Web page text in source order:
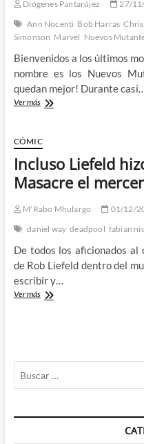
fanáticos
que
Diógenes Pantarújez 27/
Ann Nocenti Bob Harras
Simonson Marvel Nuevos
Bienvenidos a los últimos
nombre es los Nuevos
quedan mejor! Durante
Ver másEl
Los
Nuevos
Mutantes
el
de
Rob
CÓMIC
Incluso Liefeld
Masacre el
M'Rabo Mhulargo 01/12/
daniel way deadpool fabian
De todos los aficionados al
de Rob Liefeld dentro del
escribir y…
Ver másIncluso
mercenario